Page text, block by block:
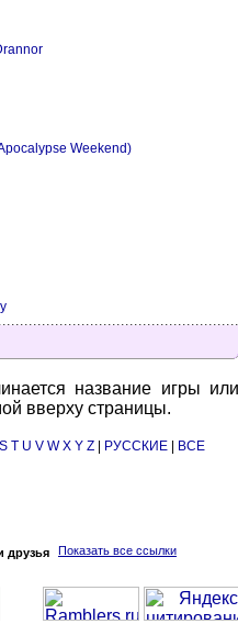
Weekend)
название игры или
вверху страницы.
S T U V W X Y Z| РУССКИЕ| ВСЕ
друзья Показать все ссылки